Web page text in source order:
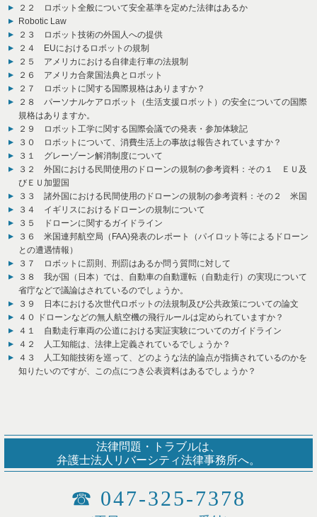
２２ ロボット全般について安全基準を定めた法律はあるか
Robotic Law
２３ ロボット技術の外国人への提供
２４ EUにおけるロボットの規制
２５ アメリカにおける自律走行車の法規制
２６ アメリカ合衆国法典とロボット
２７ ロボットに関する国際規格はありますか？
２８ パーソナルケアロボット（生活支援ロボット）の安全についての国際
規格はありますか。
２９ ロボット工学に関する国際会議での発表・参加体験記
３０ ロボットについて、消費生活上の事故は報告されていますか？
３１ グレーゾーン解消制度について
３２ 外国における民間使用のドローンの規制の参考資料：その１ ＥＵ及
びＥＵ加盟国
３３ 諸外国における民間使用のドローンの規制の参考資料：その２ 米国
３４ イギリスにおけるドローンの規制について
３５ ドローンに関するガイドライン
３６ 米国連邦航空局（FAA)発表のレポート（パイロット等によるドローン
との遭遇情報）
３７ ロボットに罰則、刑罰はあるか問う質問に対して
３８ 我が国（日本）では、自動車の自動運転（自動走行）の実現について
省庁などで議論はされているのでしょうか。
３９ 日本における次世代ロボットの法規制及び公共政策についての論文
４０ ドローンなどの無人航空機の飛行ルールは定められていますか？
４１ 自動走行車両の公道における実証実験についてのガイドライン
４２ 人工知能は、法律上定義されているでしょうか？
４３ 人工知能技術を巡って、どのような法的論点が指摘されているのかを
知りたいのですが、この点につき公表資料はあるでしょうか？
法律問題・トラブルは、
弁護士法人リバーシティ法律事務所へ。
☎ 047-325-7378